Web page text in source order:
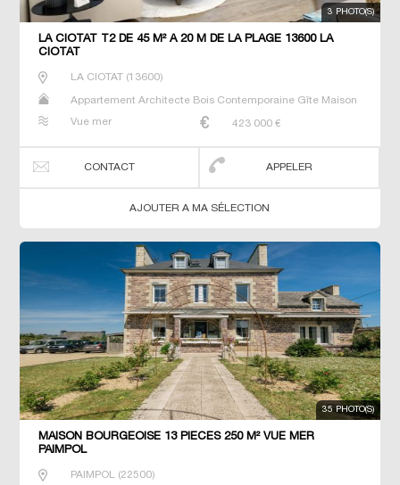
3 PHOTO(S)
LA CIOTAT T2 DE 45 M² À 20 M DE LA PLAGE 13600 LA
CIOTAT
LA CIOTAT(13600)
Appartement Architecte Bois Contemporaine Gîte Maison
Vue mer
423 000 €
CONTACT APPELER
AJOUTER A MA SÉLECTION
35 PHOTO(S)
MAISON BOURGEOISE 13 PIECES 250 M² VUE MER
PAIMPOL
PAIMPOL (22500)